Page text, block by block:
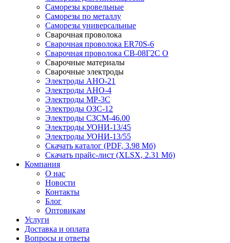
Саморезы кровельные
Саморезы по металлу
Саморезы универсальные
Сварочная проволока
Сварочная проволока ER70S-6
Сварочная проволока СВ-08Г2С О
Сварочные материалы
Сварочные электроды
Электроды АНО-21
Электроды АНО-4
Электроды МР-3С
Электроды ОЗС-12
Электроды СЗСМ-46.00
Электроды УОНИ-13/45
Электроды УОНИ-13/55
Скачать каталог (PDF, 3.98 Мб)
Скачать прайс-лист (XLSX, 2.31 Мб)
Компания
О нас
Новости
Контакты
Блог
Оптовикам
Услуги
Доставка и оплата
Вопросы и ответы